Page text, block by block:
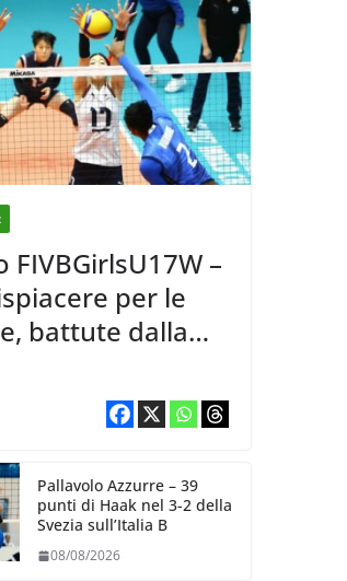
FIVBGirlsU17W –
per le
battute dalla
Pallavolo Azzurre – 39
punti di Haak nel 3-2 della
Svezia sull’Italia B
08/08/2026